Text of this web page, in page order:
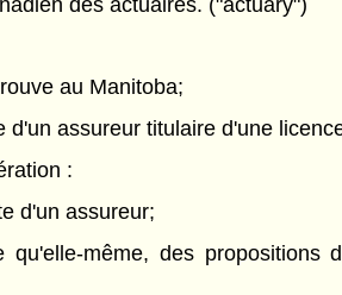
au Manitoba;
assureur titulaire d'une
:
d'un assureur;
qu'elle-même, des